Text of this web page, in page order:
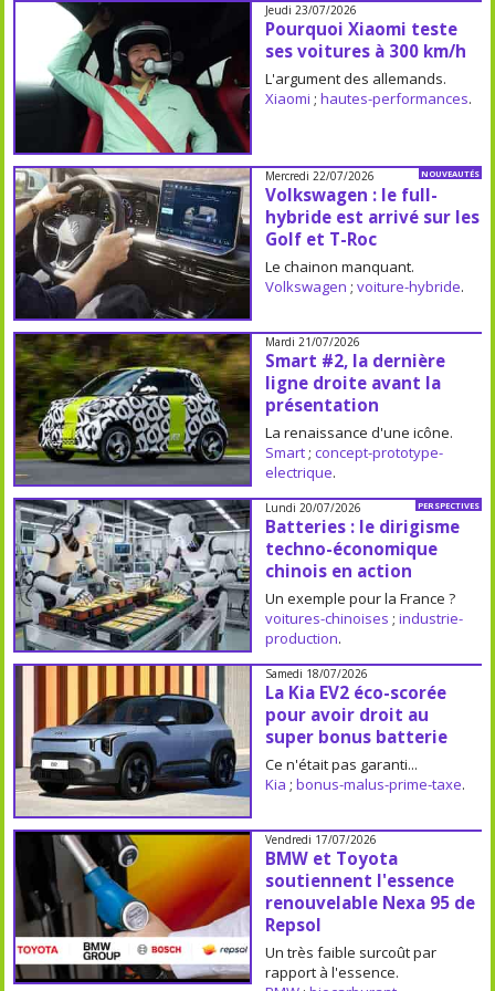
Jeudi 23/07/2026
Pourquoi Xiaomi teste
ses voitures à 300 km/h
L'argument des allemands.
Xiaomi ; hautes-performances.
Mercredi 22/07/2026 NOUVEAUTÉS
Volkswagen : le full-
hybride est arrivé sur les
Golf et T-Roc
Le chainon manquant.
Volkswagen ; voiture-hybride.
Mardi 21/07/2026
Smart #2, la dernière
ligne droite avant la
présentation
La renaissance d'une icône.
Smart; concept-prototype-
electrique.
Lundi 20/07/2026 PERSPECTIVES
Batteries : le dirigisme
techno-économique
chinois en action
Un exemple pour la France ?
voitures-chinoises ; industrie-
production.
Samedi 18/07/2026
La Kia EV2 éco-scorée
pour avoir droit au
super bonus batterie
Ce n'était pas garanti...
Kia ; bonus-malus-prime-taxe.
Vendredi 17/07/2026
BMW et Toyota
soutiennent l'essence
renouvelable Nexa 95 de
Repsol
Un très faible surcoût par
rapport à l'essence.